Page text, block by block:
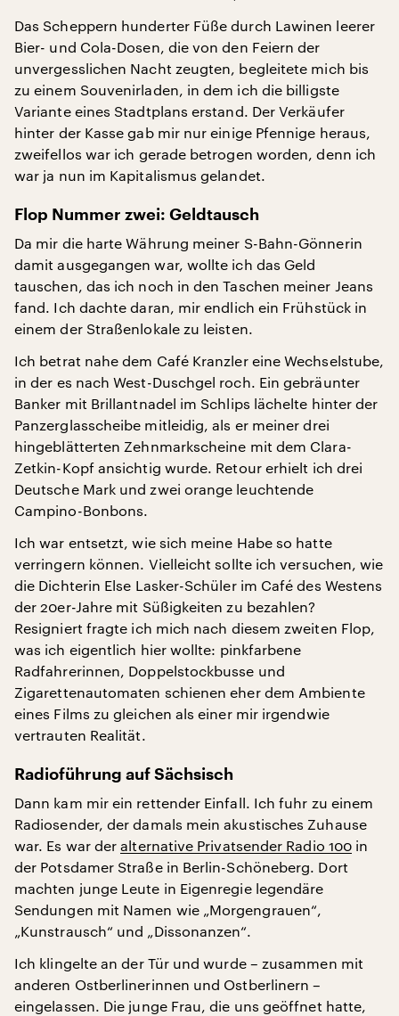
Das Scheppern hunderter Füße durch Lawinen leerer
Bier- und Cola-Dosen, die von den Feiern der
unvergesslichen Nacht zeugten, begleitete mich bis
zu einem Souvenirladen, in dem ich die billigste
Variante eines Stadtplans erstand. Der Verkäufer
hinter der Kasse gab mir nur einige Pfennige heraus,
zweifellos war ich gerade betrogen worden, denn ich
war ja nun im Kapitalismus gelandet.
Flop Nummer zwei: Geldtausch
Da mir die harte Währung meiner S-Bahn-Gönnerin
damit ausgegangen war, wollte ich das Geld
tauschen, das ich noch in den Taschen meiner Jeans
fand. Ich dachte daran, mir endlich ein Frühstück in
einem der Straßenlokale zu leisten.
Ich betrat nahe dem Café Kranzler eine Wechselstube,
in der es nach West-Duschgel roch. Ein gebräunter
Banker mit Brillantnadel im Schlips lächelte hinter der
Panzerglasscheibe mitleidig, als er meiner drei
hingeblätterten Zehnmarkscheine mit dem Clara-
Zetkin-Kopf ansichtig wurde. Retour erhielt ich drei
Deutsche Mark und zwei orange leuchtende
Campino-Bonbons.
Ich war entsetzt, wie sich meine Habe so hatte
verringern können. Vielleicht sollte ich versuchen, wie
die Dichterin Else Lasker-Schüler im Café des Westens
der 20er-Jahre mit Süßigkeiten zu bezahlen?
Resigniert fragte ich mich nach diesem zweiten Flop,
was ich eigentlich hier wollte: pinkfarbene
Radfahrerinnen, Doppelstockbusse und
Zigarettenautomaten schienen eher dem Ambiente
eines Films zu gleichen als einer mir irgendwie
vertrauten Realität.
Radioführung auf Sächsisch
Dann kam mir ein rettender Einfall. Ich fuhr zu einem
Radiosender, der damals mein akustisches Zuhause
war. Es war deralternative Privatsender Radio 100 in
der Potsdamer Straße in Berlin-Schöneberg. Dort
machten junge Leute in Eigenregie legendäre
Sendungen mit Namen wie „Morgengrauen“,
„Kunstrausch“ und „Dissonanzen“.
Ich klingelte an der Tür und wurde – zusammen mit
anderen Ostberlinerinnen und Ostberlinern –
eingelassen. Die junge Frau, die uns geöffnet hatte,